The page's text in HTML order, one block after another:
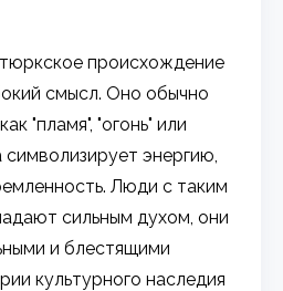
происхождение
смысл. Оно обычно
"пламя", "огонь" или
энергию,
Люди с таким
сильным духом, они
и блестящими
культурного наследия